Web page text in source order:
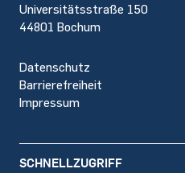
Universitätsstraße 150
44801 Bochum
Datenschutz
Barrierefreiheit
Impressum
SCHNELLZUGRIFF